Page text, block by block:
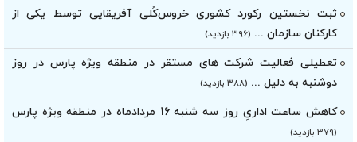
ثبت نخستین رکورد کشوری خروس‌کُلی آفریقایی توسط یکی از
کارکنان سازمان ...
تعطیلی فعالیت شرکت های مستقر در منطقه ویژه پارس در روز
دوشنبه به دلیل ...
کاهش ساعت اداریِ روز سه شنبه 16 مردادماه در منطقه ویژه پارس